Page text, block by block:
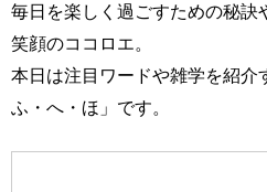
毎日を楽しく過ごすための秘訣
笑顔のココロエ。
本日は注目ワードや雑学を紹介
ふ・へ・ほ」です。